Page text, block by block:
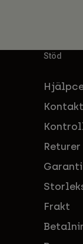
Stöd
Kontakt
Returer
Garanti
Frakt